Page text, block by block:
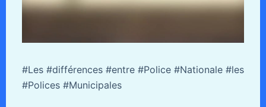
#Les #différences #entre #Police #Nationale #les
#Polices #Municipales